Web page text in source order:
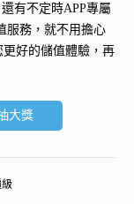
還有不定時APP專屬
服務 ，就不用擔心
好的儲值體驗，再
大獎